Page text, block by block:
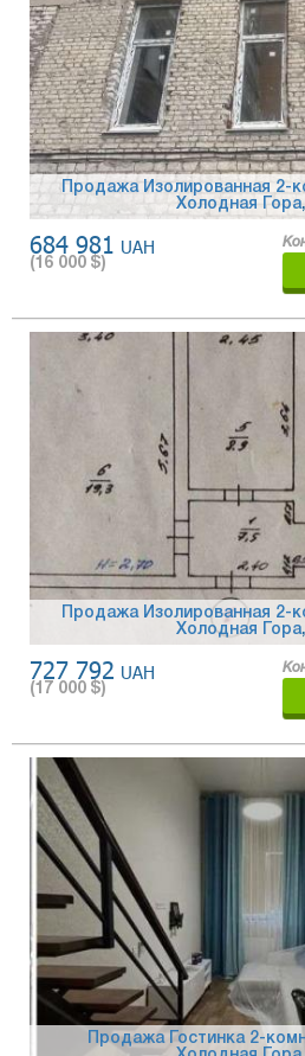
Продажа Изолированная 2-
Холодная Гора
684 981 UAH
(16 000 $)
Продажа Изолированная 2-
Холодная Гора
727 792 UAH
(17 000 $)
Продажа Гостинка 2-